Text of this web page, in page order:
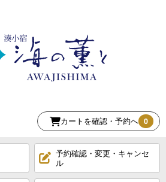
カートを確認・予約へ 0
予約確認・変更・キャンセ
ル